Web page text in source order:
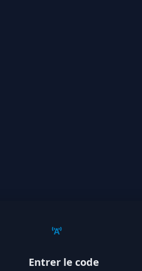
Entrer le code